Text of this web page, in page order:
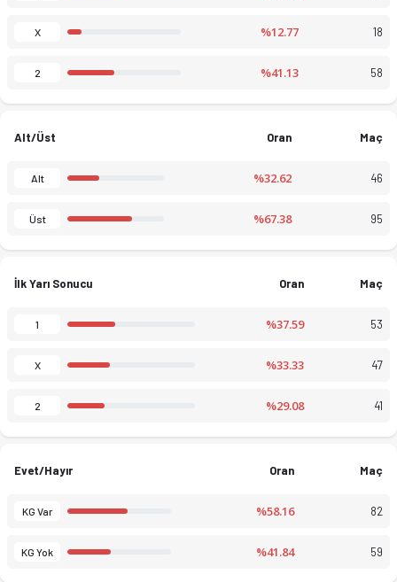
X %12.77 18
2 %41.13 58
Alt/Üst Oran Maç
Alt %32.62 46
Üst %67.38 95
İlk Yarı Sonucu Oran Maç
1 %37.59 53
X %33.33 47
2 %29.08 41
Evet/Hayır Oran Maç
KG Var %58.16 82
KG Yok %41.84 59